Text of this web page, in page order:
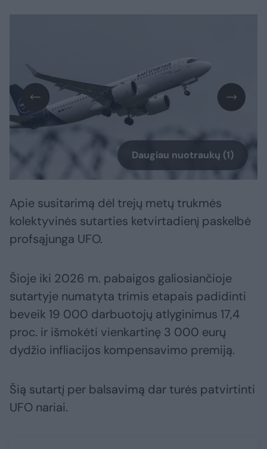
Daugiau nuotraukų (1)
Apie susitarimą dėl trejų metų trukmės
kolektyvinės sutarties ketvirtadienį paskelbė
profsąjunga UFO.
Šioje iki 2026 m. pabaigos galiosiančioje
sutartyje numatyta trimis etapais padidinti
beveik 19 000 darbuotojų atlyginimus 17,4
proc. ir išmokėti vienkartinę 3 000 eurų
dydžio infliacijos kompensavimo premiją.
Šią sutartį per balsavimą dar turės patvirtinti
UFO nariai.